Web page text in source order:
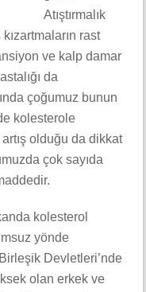
Atıştırmalık
rast
ve kalp damar
da
çoğumuz bunun
kolesterole
artış olduğu da dikkat
çok sayıda
kolesterol
yönde
Devletleri’nde
olan erkek ve